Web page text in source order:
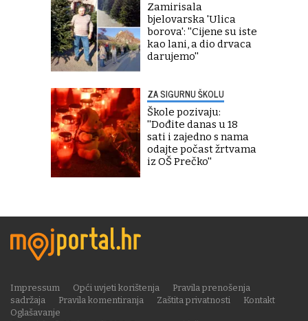
Zamirisala
bjelovarska 'Ulica
borova': ''Cijene su iste
kao lani, a dio drvaca
darujemo''
ZA SIGURNU ŠKOLU
Škole pozivaju:
''Dođite danas u 18
sati i zajedno s nama
odajte počast žrtvama
iz OŠ Prečko''
Impressum Opći uvjeti korištenja
Pravila prenošenja
sadržaja
Pravila komentiranja Zaštita privatnosti
Kontakt
Oglašavanje